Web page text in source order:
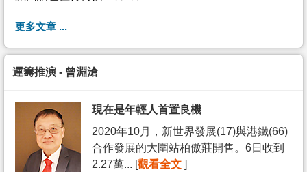
更多文章 ...
運籌推演 - 曾淵滄
現在是年輕人首置良機
2020年10月，新世界發展(17)與港鐵(66)
合作發展的大圍站柏傲莊開售。6日收到
2.27萬... [觀看全文 ]